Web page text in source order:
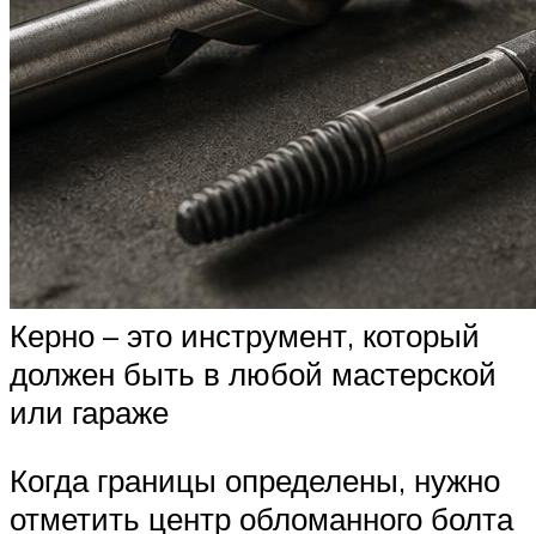
Керно – это инструмент, который
должен быть в любой мастерской
или гараже
Когда границы определены, нужно
отметить центр обломанного болта